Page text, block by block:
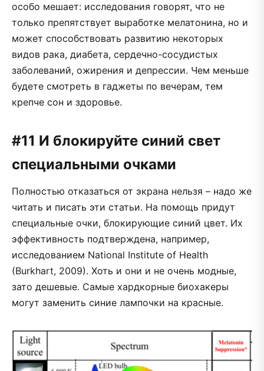
особо мешает: исследования говорят, что не
только препятствует выработке мелатонина, но и
может способствовать развитию некоторых
видов рака, диабета, сердечно-сосудистых
заболеваний, ожирения и депрессии. Чем меньше
будете смотреть в гаджеты по вечерам, тем
крепче сон и здоровье.
#11 И блокируйте синий свет
специальными очками
Полностью отказаться от экрана нельзя – надо же
читать и писать эти статьи. На помощь придут
специальные очки, блокирующие синий цвет. Их
эффективность подтверждена, например,
исследованием National Institute of Health
(Burkhart, 2009). Хоть и они и не очень модные,
зато дешевые. Самые хардкорные биохакеры
могут заменить синие лампочки на красные.